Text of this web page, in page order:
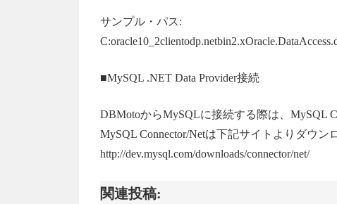
サンプル・パス:
■MySQL .NET Data Provider接続
DBMotoからMySQLに接続する際は、MySQL
MySQL Connector/Netは下記サイトよりダウン
http://dev.mysql.com/downloads/connector/net/
関連投稿: